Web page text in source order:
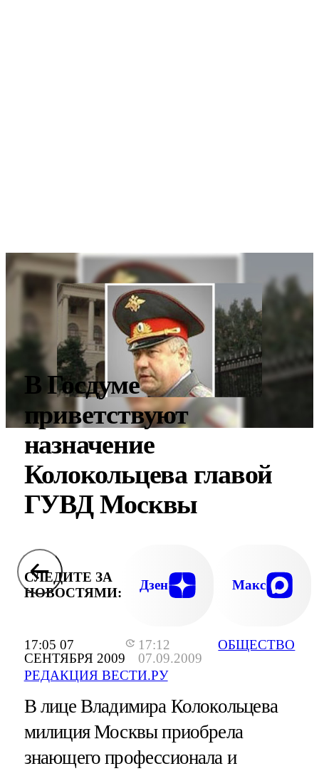
17:05 07
СЕНТЯБРЯ 2009
17:12
07.09.2009
РЕДАКЦИЯ ВЕСТИ.РУ
ОБЩЕСТВО
В Госдуме
приветствуют
назначение
Колокольцева главой
ГУВД Москвы
СЛЕДИТЕ ЗА
НОВОСТЯМИ:
Дзен Макс
В лице Владимира Колокольцева
милиция Москвы приобрела
знающего профессионала и